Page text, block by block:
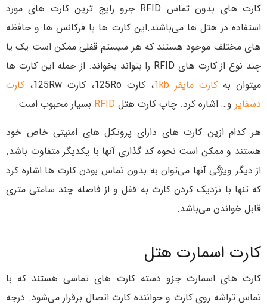
کارت های بدون تماس RFID جزو رایج ترین کارت های مورد
استفاده در هتل ها می‌باشند.این کارت ها با فرکانس ها و حافظه
های مختلف موجود هستند که هر سیستم قفلی ممکن است یک یا
چند نوع از کارت های RFID را بتواند بخواند. از جمله این کارت ها
میتوان به کارت مایفر 1kb ، کارت 125Ro، کارت 125Rw،
کارت
دسفایر و… اشاره کرد. چاپ کارت هتل RFID بسیار محبوب است.
هر کدام ازین کارت های دارای پروتکل های امنیتی خاص خود
هستند و ممکن است نحوه کد گذاری آنها با یکدیگر متفاوت باشد.
از دیگر ویژگی آنها می‌توان به بدون تماس بودن کارت ها اشاره کرد
که تنها با نزدیک کردن کارت به قفل و از فاصله چند سامتی متری
قابل خواندن می‌باشد.
کارت اسمارت هتل
کارت های اسمارت جزو دسته کارت های تماسی هستند که با
تماس تراشه روی کارت و خواننده کارت اتصال برقرار می‌شود. درجه